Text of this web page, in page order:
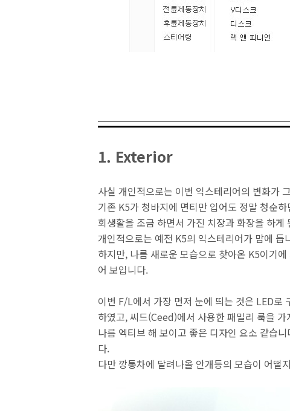
1. Exterior
사실 개인적으로는 이번 익스테리어의 변화가
기존 K5가 청바지에 면티만 입어도 정말 청순
회생활을 조금 하면서 가진 치장과 화장을 하게
개인적으로는 예전 K5의 익스테리어가 맘에 듭
하지만, 나름 새로운 모습으로 찾아온 K5이기
어 보입니다.
이번 F/L에서 가장 먼저 눈에 띄는 것은 LED로
하였고, 씨드(Ceed)에서 사용한 패밀리 룩을 가
나름 엑티브 해 보이고 좋은 디자인 요소 같습
다.
다만 깡통차에 달려나올 안개등의 모습이 어떨